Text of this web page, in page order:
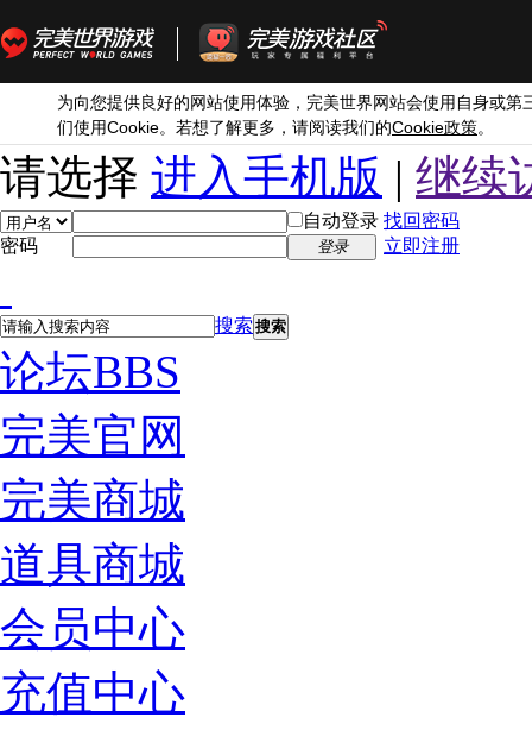
为向您提供良好的网站使用体验，完美世界网站会使用自身或第
们使用Cookie。若想了解更多，请阅读我们的Cookie政策。
请选择 进入手机版 | 继续
自动登录 找回密码
密码
登录 立即注册
搜索 搜索
论坛BBS
完美官网
完美商城
道具商城
会员中心
充值中心